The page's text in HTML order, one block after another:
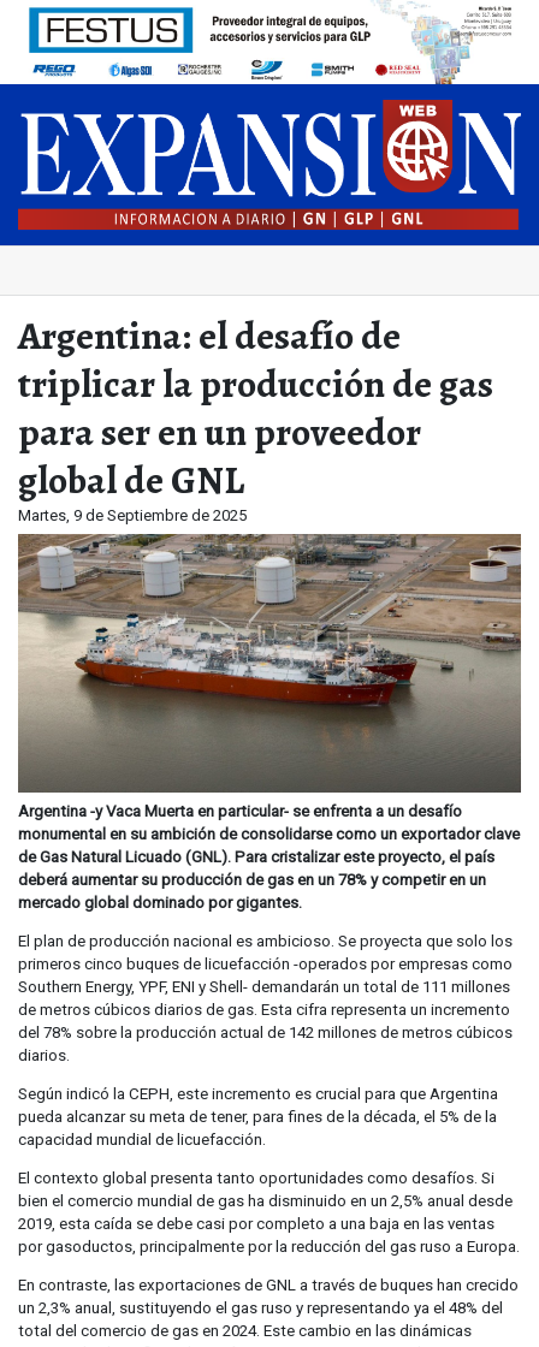
Argentina: el desafío de
triplicar la producción de gas
para ser en un proveedor
global de GNL
Martes, 9 de Septiembre de 2025
Argentina -y Vaca Muerta en particular- se enfrenta a un desafío
monumental en su ambición de consolidarse como un exportador clave
de Gas Natural Licuado (GNL). Para cristalizar este proyecto, el país
deberá aumentar su producción de gas en un 78% y competir en un
mercado global dominado por gigantes.
El plan de producción nacional es ambicioso. Se proyecta que solo los
primeros cinco buques de licuefacción -operados por empresas como
Southern Energy, YPF, ENI y Shell- demandarán un total de 111 millones
de metros cúbicos diarios de gas. Esta cifra representa un incremento
del 78% sobre la producción actual de 142 millones de metros cúbicos
diarios.
Según indicó la CEPH, este incremento es crucial para que Argentina
pueda alcanzar su meta de tener, para fines de la década, el 5% de la
capacidad mundial de licuefacción.
El contexto global presenta tanto oportunidades como desafíos. Si
bien el comercio mundial de gas ha disminuido en un 2,5% anual desde
2019, esta caída se debe casi por completo a una baja en las ventas
por gasoductos, principalmente por la reducción del gas ruso a Europa.
En contraste, las exportaciones de GNL a través de buques han crecido
un 2,3% anual, sustituyendo el gas ruso y representando ya el 48% del
total del comercio de gas en 2024. Este cambio en las dinámicas